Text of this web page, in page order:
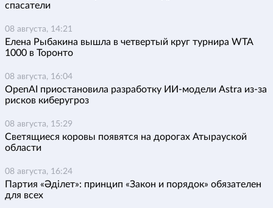
спасатели
08 августа, 14:21
Елена Рыбакина вышла в четвертый круг турнира WTA
1000 в Торонто
08 августа, 16:04
OpenAI приостановила разработку ИИ-модели Astra из-за
рисков киберугроз
08 августа, 15:29
Светящиеся коровы появятся на дорогах Атырауской
области
08 августа, 16:24
Партия «Әділет»: принцип «Закон и порядок» обязателен
для всех